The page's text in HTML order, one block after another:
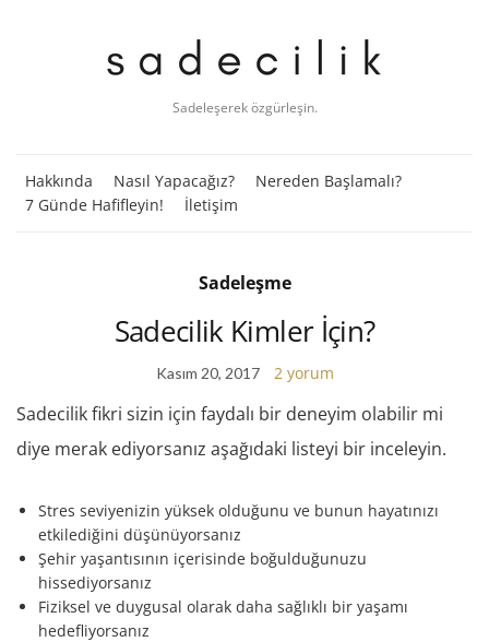
Sadeleşerek özgürleşin.
Hakkında Nasıl Yapacağız?
Nereden Başlamalı?
7 Günde Hafifleyin!
İletişim
Sadeleşme
Sadecilik Kimler İçin?
Kasım 20, 2017 2 yorum
Sadecilik fikri sizin için faydalı bir deneyim olabilir mi
diye merak ediyorsanız aşağıdaki listeyi bir inceleyin.
Stres seviyenizin yüksek olduğunu ve bunun hayatınızı
etkilediğini düşünüyorsanız
Şehir yaşantısının içerisinde boğulduğunuzu
hissediyorsanız
Fiziksel ve duygusal olarak daha sağlıklı bir yaşamı
hedefliyorsanız